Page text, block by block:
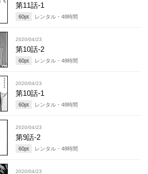
第11話-1
60pt レンタル・ 48時間
2020/04/23
第10話-2
60pt レンタル・ 48時間
2020/04/23
第10話-1
60pt レンタル・ 48時間
2020/04/23
第9話-2
60pt レンタル・ 48時間
2020/04/23